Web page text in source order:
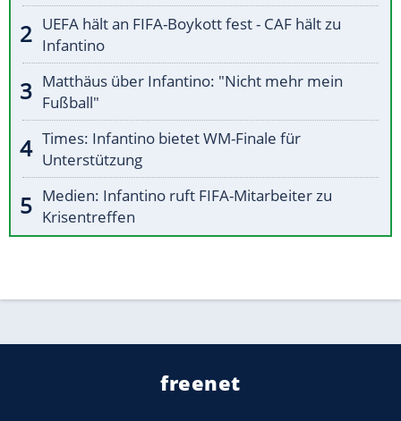
UEFA hält an FIFA-Boykott fest - CAF hält zu
Infantino
Matthäus über Infantino: "Nicht mehr mein
Fußball"
Times: Infantino bietet WM-Finale für
Unterstützung
Medien: Infantino ruft FIFA-Mitarbeiter zu
Krisentreffen
freenet